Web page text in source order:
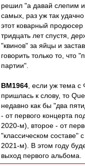
решил "а давай слепим
самых, раз уж так
этот коварный продюсер
тридцать лет спустя,
"квинов" за яйцы и
говорить только то, что
партии".
BM1964 , если уж тема
пришлась к слову, то
недавно как бы "два
- от первого концерта
2020-м), второе - от
"классическом составе"
2021-м). В этом году
выход первого альбома.